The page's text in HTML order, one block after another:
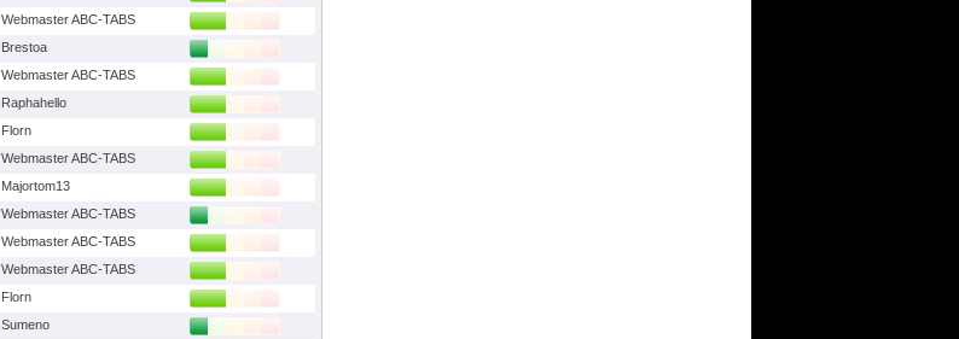
Webmaster ABC-TABS
Brestoa
Webmaster ABC-TABS
Raphahello
Florn
Webmaster ABC-TABS
Majortom13
Webmaster ABC-TABS
Webmaster ABC-TABS
Webmaster ABC-TABS
Florn
Sumeno